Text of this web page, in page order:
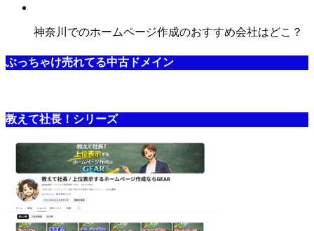
神奈川でのホームページ作成のおすすめ会社はどこ？
ぶっちゃけ売れてる中古ドメイン
教えて社長！シリーズ